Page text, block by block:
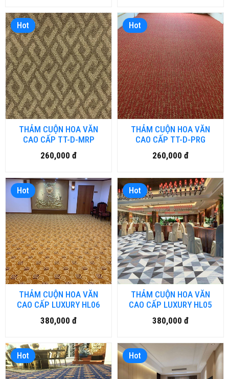
Hot
THẢM CUỘN HOA VĂN
CAO CẤP TT-D-MRP
260,000 đ
Hot
THẢM CUỘN HOA VĂN
CAO CẤP TT-D-PRG
260,000 đ
Hot
THẢM CUỘN HOA VĂN
CAO CẤP LUXURY HL06
380,000 đ
Hot
THẢM CUỘN HOA VĂN
CAO CẤP LUXURY HL05
380,000 đ
Hot Hot